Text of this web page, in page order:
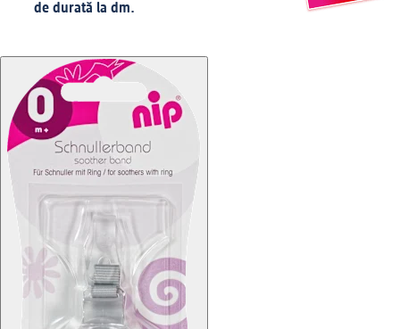
de durată la dm.